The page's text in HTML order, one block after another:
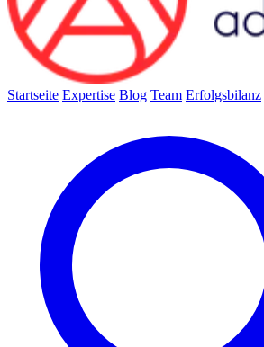
Startseite Expertise Blog Team Erfolgsbilanz